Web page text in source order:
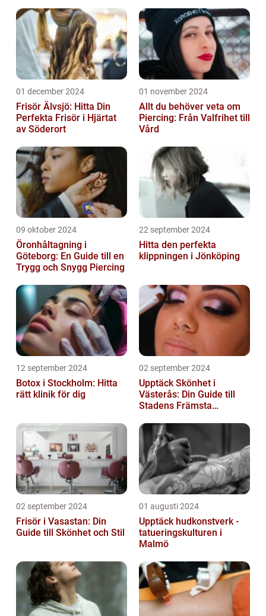
01 december 2024
Frisör Älvsjö: Hitta Din
Perfekta Frisör i Hjärtat
av Söderort
01 november 2024
Allt du behöver veta om
Piercing: Från Valfrihet till
Vård
09 oktober 2024
Öronhåltagning i
Göteborg: En Guide till en
Trygg och Snygg Piercing
22 september 2024
Hitta den perfekta
klippningen i Jönköping
12 september 2024
Botox i Stockholm: Hitta
rätt klinik för dig
02 september 2024
Upptäck Skönhet i
Västerås: Din Guide till
Stadens Främsta
02 september 2024
Frisör i Vasastan: Din
Guide till Skönhet och Stil
01 augusti 2024
Upptäck hudkonstverk -
tatueringskulturen i
Malmö